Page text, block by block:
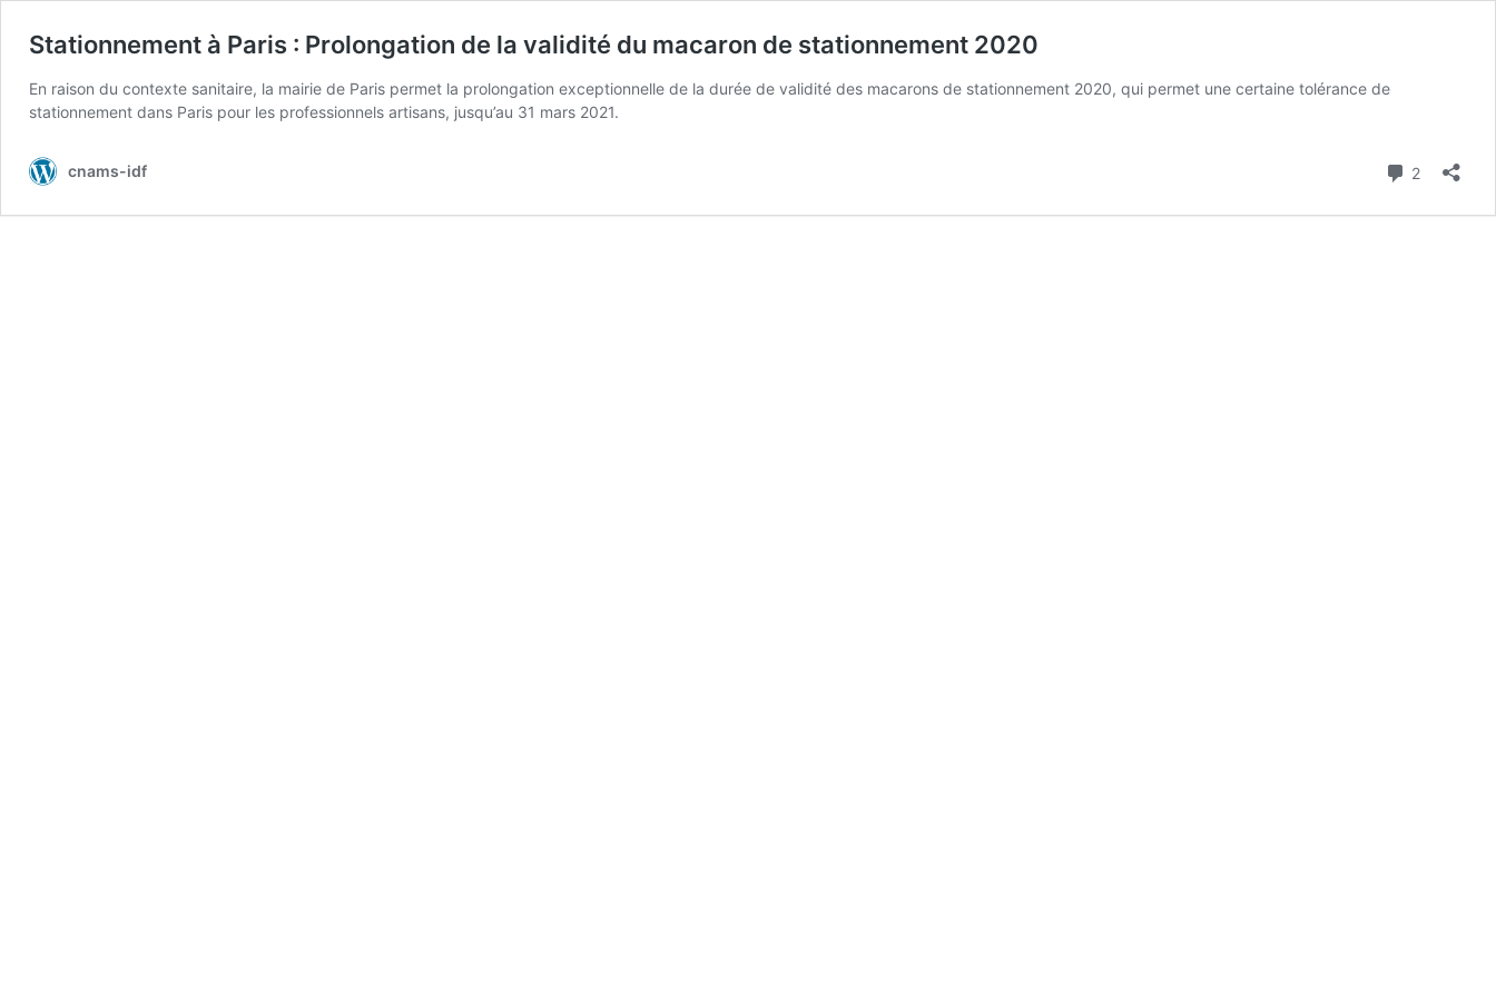
Stationnement à Paris : Prolongation de la validité du macaron de stationnement 2020
En raison du contexte sanitaire, la mairie de Paris permet la prolongation exceptionnelle de la durée de validité des macarons de stationnement 2020, qui permet une certaine tolérance de
stationnement dans Paris pour les professionnels artisans, jusqu’au 31 mars 2021.
cnams-idf 2